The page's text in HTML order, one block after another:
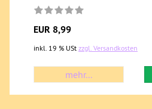
EUR 8,99
inkl. 19 % USt zzgl. Versandkosten
mehr...